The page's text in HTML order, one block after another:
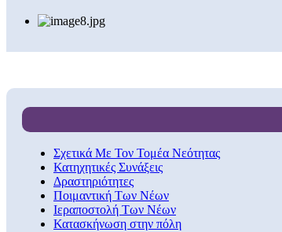
Σχετικά Με Τον Τομέα Νεότητας
Κατηχητικές Συνάξεις
Δραστηριότητες
Ποιμαντική Των Νέων
Ιεραποστολή Των Νέων
Κατασκήνωση στην πόλη